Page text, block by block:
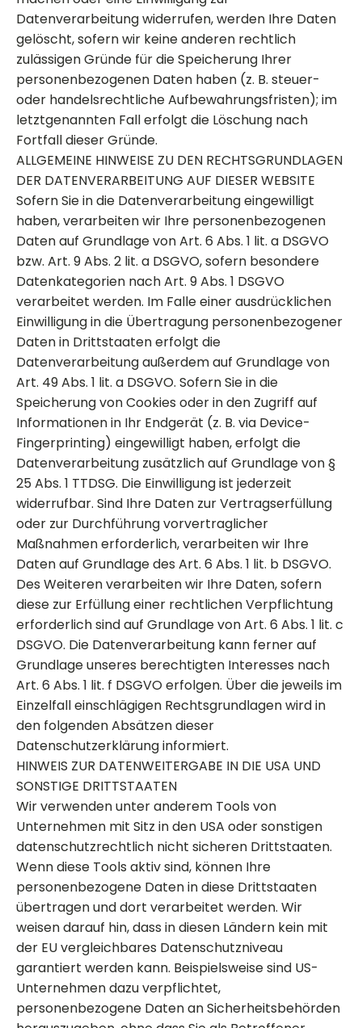
Datenverarbeitung widerrufen, werden Ihre Daten
gelöscht, sofern wir keine anderen rechtlich
zulässigen Gründe für die Speicherung Ihrer
personenbezogenen Daten haben (z. B. steuer-
oder handelsrechtliche Aufbewahrungsfristen); im
letztgenannten Fall erfolgt die Löschung nach
Fortfall dieser Gründe.
ALLGEMEINE HINWEISE ZU DEN RECHTSGRUNDLAGEN
DER DATENVERARBEITUNG AUF DIESER WEBSITE
Sofern Sie in die Datenverarbeitung eingewilligt
haben, verarbeiten wir Ihre personenbezogenen
Daten auf Grundlage von Art. 6 Abs. 1 lit. a DSGVO
bzw. Art. 9 Abs. 2 lit. a DSGVO, sofern besondere
Datenkategorien nach Art. 9 Abs. 1 DSGVO
verarbeitet werden. Im Falle einer ausdrücklichen
Einwilligung in die Übertragung personenbezogener
Daten in Drittstaaten erfolgt die
Datenverarbeitung außerdem auf Grundlage von
Art. 49 Abs. 1 lit. a DSGVO. Sofern Sie in die
Speicherung von Cookies oder in den Zugriff auf
Informationen in Ihr Endgerät (z. B. via Device-
Fingerprinting) eingewilligt haben, erfolgt die
Datenverarbeitung zusätzlich auf Grundlage von §
25 Abs. 1 TTDSG. Die Einwilligung ist jederzeit
widerrufbar. Sind Ihre Daten zur Vertragserfüllung
oder zur Durchführung vorvertraglicher
Maßnahmen erforderlich, verarbeiten wir Ihre
Daten auf Grundlage des Art. 6 Abs. 1 lit. b DSGVO.
Des Weiteren verarbeiten wir Ihre Daten, sofern
diese zur Erfüllung einer rechtlichen Verpflichtung
erforderlich sind auf Grundlage von Art. 6 Abs. 1 lit. c
DSGVO. Die Datenverarbeitung kann ferner auf
Grundlage unseres berechtigten Interesses nach
Art. 6 Abs. 1 lit. f DSGVO erfolgen. Über die jeweils im
Einzelfall einschlägigen Rechtsgrundlagen wird in
den folgenden Absätzen dieser
Datenschutzerklärung informiert.
HINWEIS ZUR DATENWEITERGABE IN DIE USA UND
SONSTIGE DRITTSTAATEN
Wir verwenden unter anderem Tools von
Unternehmen mit Sitz in den USA oder sonstigen
datenschutzrechtlich nicht sicheren Drittstaaten.
Wenn diese Tools aktiv sind, können Ihre
personenbezogene Daten in diese Drittstaaten
übertragen und dort verarbeitet werden. Wir
weisen darauf hin, dass in diesen Ländern kein mit
der EU vergleichbares Datenschutzniveau
garantiert werden kann. Beispielsweise sind US-
Unternehmen dazu verpflichtet,
personenbezogene Daten an Sicherheitsbehörden